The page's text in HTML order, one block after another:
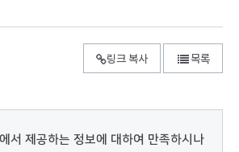
링크 복사 목록
서 제공하는 정보에 대하여 만족하시나